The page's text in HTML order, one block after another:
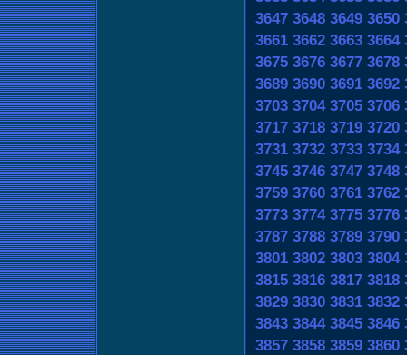
3647 3648 3649 3650
3661 3662 3663 3664
3675 3676 3677 3678
3689 3690 3691 3692
3703 3704 3705 3706
3717 3718 3719 3720
3731 3732 3733 3734
3745 3746 3747 3748
3759 3760 3761 3762
3773 3774 3775 3776
3787 3788 3789 3790
3801 3802 3803 3804
3815 3816 3817 3818
3829 3830 3831 3832
3843 3844 3845 3846
3857 3858 3859 3860